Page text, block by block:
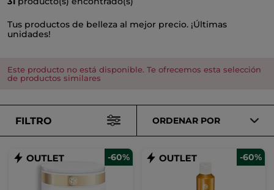
Tus productos de belleza al mejor precio. ¡Últimas
unidades!
Este producto no está disponible. Te ofrecemos esta selección
de productos similares
FILTRO ORDENAR POR
-60% -60%